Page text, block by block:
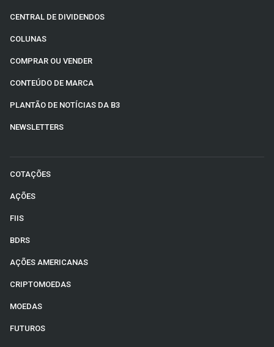
CENTRAL DE DIVIDENDOS
COLUNAS
COMPRAR OU VENDER
CONTEÚDO DE MARCA
PLANTÃO DE NOTÍCIAS DA B3
NEWSLETTERS
COTAÇÕES
AÇÕES
FIIS
BDRS
AÇÕES AMERICANAS
CRIPTOMOEDAS
MOEDAS
FUTUROS